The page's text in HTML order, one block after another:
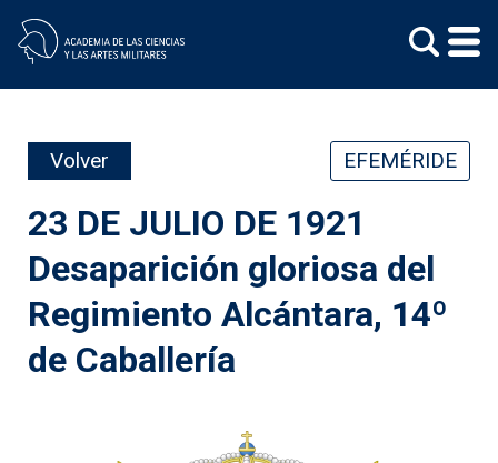
content
Volver EFEMÉRIDE
23 DE JULIO DE 1921
Desaparición gloriosa del
Regimiento Alcántara, 14º
de Caballería